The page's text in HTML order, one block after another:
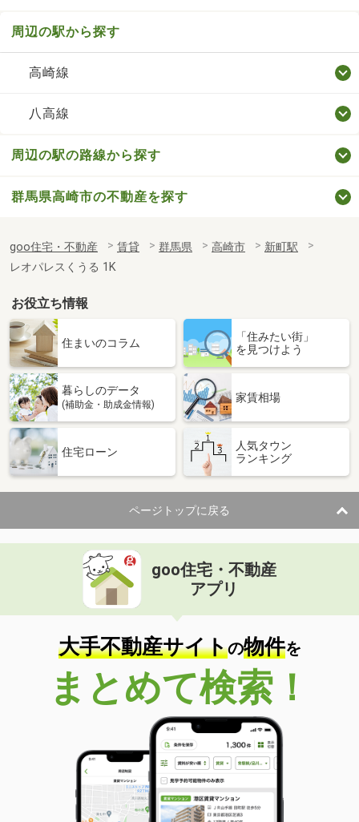
周辺の駅から探す
高崎線
八高線
周辺の駅の路線から探す
群馬県高崎市の不動産を探す
goo住宅・不動産 賃貸 群馬県 高崎市
新町駅
レオパレスくうる 1K
お役立ち情報
住まいのコラム
「住みたい街」
を見つけよう
暮らしのデータ
(補助金・助成金情報)
家賃相場
住宅ローン
人気タウン
ランキング
ページトップに戻る
goo住宅・不動産
アプリ
大手不動産サイトの物件を
まとめて検索！